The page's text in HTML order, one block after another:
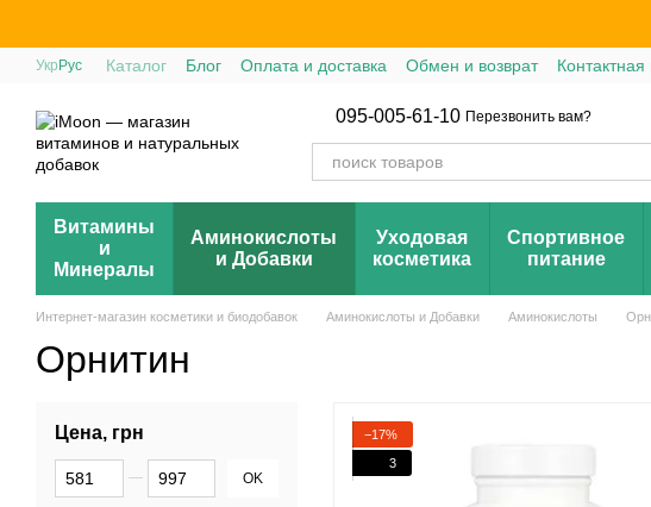
Укр Рус Каталог Блог Оплата и доставка Обмен и возврат
095-005-61-10 Перезвонить вам?
Витамины
и
Минералы
Аминокислоты
и Добавки
Уходовая
косметика
Спортивное
питание
Интернет-магазин косметики и биодобавок Аминокислоты и Добавки Аминокислоты
Орнитин
−17%
3
Цена, грн
От Цена, грн
До Цена, грн OK